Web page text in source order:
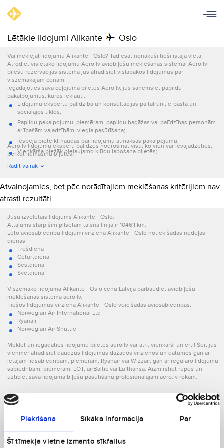
Piekrišana Sīkāka informācija Par
Šī tīmekļa vietne izmanto sīkfailus
Lētākie lidojumi Alikante Oslo
Vai meklējat lidojumu Alikante - Oslo? Tad esat nonākuši tieši īstajā vietā.
Atrodiet vislētāko lidojumu Aero.lv aviobiļešu meklēšanas sistēmā! Aero.lv
biļešu rezervācijas sistēmā jūs atradīsiet vislabākos lidojumus par
viszemākajām cenām.
Iegādājoties sava ceļojuma biļetes Aero.lv, jūs saņemsiet papildu
pakalpojumus, kuros iekļauti:
Lidojumu ekspertu palīdzība un konsultācijas pa tālruni, e-pastā un
sociālajos tīklos;
Papildu pakalpojumu, piemēram, papildu bagāžas vai palīdzības personām
ar īpašām vajadzībām, viegla pasūtīšana;
Iespēja pieteikt naudas par lidojumu atmaksas pakalpojumu;
Vienkārša biežāk pieļaujamo kļūdu labošana biļetēs;
Informācijas par lidojumu nosūtīšana e-pastā un ar īsziņām.
Aero.lv lidojumu eksperti palīdzēs nodrošināt visu, ko vien var ievajadzēties,
pērkot lidmašīnu biļetes.
Rādīt vairāk
Atvainojamies, bet pēc norādītajiem meklēšanas kritērijiem nav
atrasti rezultāti.
Jūsu izvēlētais lidojums Alikante - Oslo.
Attālums starp šīm pilsētām taisnā līnijā ir 1046.1 km.
Lēto aviosabiedrību lidojumi virzienā Alikante - Oslo notiek šādās nedēļas
dienās:
Trešdiena
Ceturtdiena
Sestdiena
Svētdiena
Viszemāko lidojuma Alikante - Oslo cenu Latvijā pārbaudiet aviobiļešu
meklēšanas sistēmā aero.lv.
Tiešos lidojumus virzienā Alikante - Oslo veic šādas aviosabiedrības:
Norwegian Air International Ltd
Ryanair
Norwegian Air Shuttle
Meklēt un iegādāties lidojumu biļetes aero.lv var ātri, vienkārši un ērti! Šeit jūs
vienmēr atradīsiet daudzus lidojumus dažādos virzienos un datumos gan ar
lētajām lidsabiedrībām, piemēram, Ryanair vai Wizzair, gan ar regulāro lidojumu
sabiedrībām, piemēram, LOT, airBaltic vai Lufthansa. Aizmirstiet rūpes un
uzticiet sava lidojuma biļešu pasūtīšanu profesionālajām aero.lv rokām.
Par Norvēģiju
lēto lidojumu partneris palīdzēs ne tikai atrast vislētākos lidojumus, bet arī
parūpēsies, lai ceļojums būtu ērts un tieši tāds, kāds Jums vajadzīgs.
Neaizmirstiet par laika atšķirību! Norvēģija atrodas GMT +2 laika joslā, tātad,
kad Latvijā ir plkst. 13.00., tur pulkstenis sit 12.